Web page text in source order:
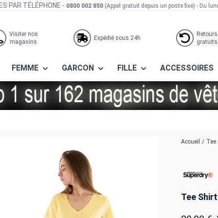
PAR TÉLÉPHONE - 0800 002 850 (Appel gratuit depuis un poste fixe) - Du
Visiter nos
magasins
Expédié sous 24h
Retours
gratuits
FEMME GARCON FILLE ACCESSOIRES
vee qlc pale yellow Accueil /
Tee